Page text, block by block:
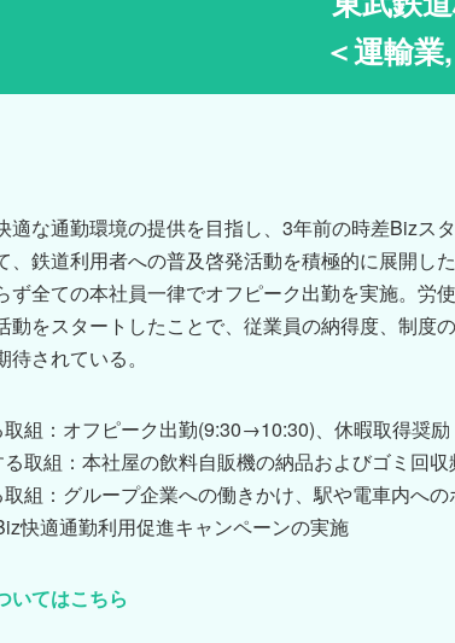
＜運輸
適な通勤環境の提供を目指し、3年前の時差Biz
、鉄道利用者への普及啓発活動を積極的に展開
ず全ての本社員一律でオフピーク出勤を実施。
動をスタートしたことで、従業員の納得度、制
されている。
組：オフピーク出勤(9:30→10:30)、休暇取得奨励
取組：本社屋の飲料自販機の納品およびゴミ回
組：グループ企業への働きかけ、駅や電車内へ
快適通勤利用促進キャンペーンの実施
いてはこちら